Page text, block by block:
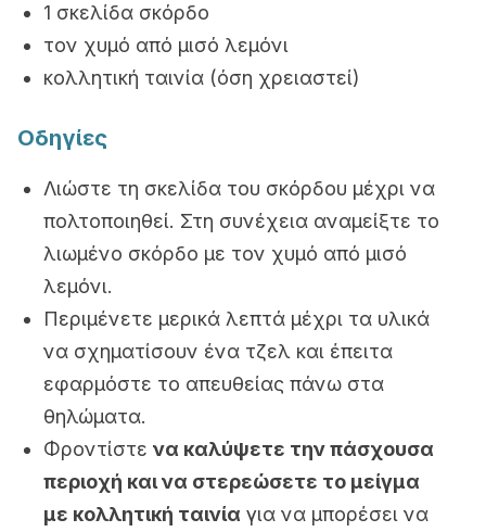
1 σκελίδα σκόρδο
τον χυμό από μισό λεμόνι
κολλητική ταινία (όση χρειαστεί)
Οδηγίες
Λιώστε τη σκελίδα του σκόρδου μέχρι να
πολτοποιηθεί. Στη συνέχεια αναμείξτε το
λιωμένο σκόρδο με τον χυμό από μισό
λεμόνι.
Περιμένετε μερικά λεπτά μέχρι τα υλικά
να σχηματίσουν ένα τζελ και έπειτα
εφαρμόστε το απευθείας πάνω στα
θηλώματα.
Φροντίστε να καλύψετε την πάσχουσα
περιοχή και να στερεώσετε το μείγμα
με κολλητική ταινία για να μπορέσει να